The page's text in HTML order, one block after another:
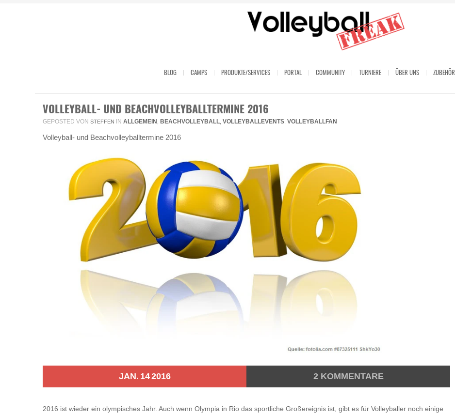
BLOG CAMPS PRODUKTE/SERVICES PORTAL COMMUNITY TURNIERE ÜBER UNS ZUBEHÖR
VOLLEYBALL- UND BEACHVOLLEYBALLTERMINE 2016
GEPOSTED VON STEFFEN IN ALLGEMEIN BEACHVOLLEYBALL VOLLEYBALLEVENTS VOLLEYBALLFAN
Volleyball- und Beachvolleyballtermine 2016
JAN. 142016 2KOMMENTARE
2016 ist wieder ein olympisches Jahr. Auch wenn Olympia in Rio das sportliche Großereignis ist, gibt es für Volleyballer noch einige